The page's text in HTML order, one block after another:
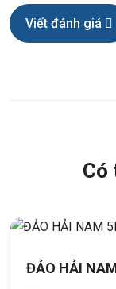
Viết đánh giá
Có
ĐẢO HẢI